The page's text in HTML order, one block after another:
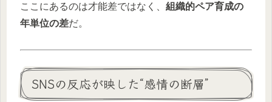
ここにあるのは才能差ではなく、 組織的ペア育成の
年単位の差だ。
SNSの反応が映した“感情の断層”